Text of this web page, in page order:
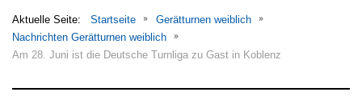
Aktuelle Seite: Startseite
Gerätturnen weiblich
Nachrichten Gerätturnen weiblich
Am 28. Juni ist die Deutsche Turnliga zu Gast in Koblenz